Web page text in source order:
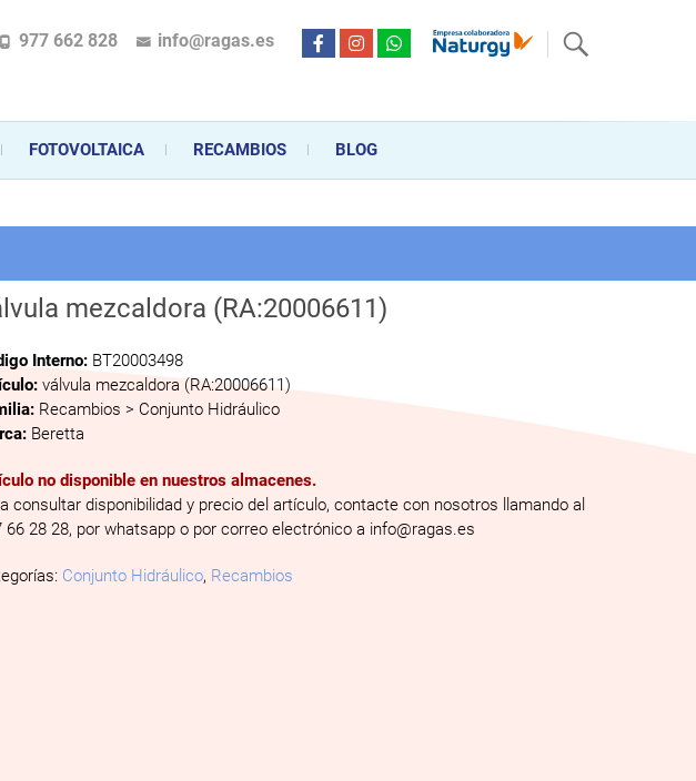
mantenimiento de gas y electricidad desde hace más de 20 años . Acompañamos al cliente
desde el asesoramiento personalizado en la venta, montaje y reparación, hasta la
977 662 828 info@ragas.es
FOTOVOLTAICA RECAMBIOS BLOG
mezcaldora (RA:20006611)
Interno: BT20003498
válvula mezcaldora (RA:20006611)
Recambios > Conjunto Hidráulico
Beretta
no disponible en nuestros almacenes.
consultar disponibilidad y precio del artículo, contacte con nosotros llamando al
66 28 28, por whatsapp o por correo electrónico a info@ragas.es
Conjunto Hidráulico, Recambios